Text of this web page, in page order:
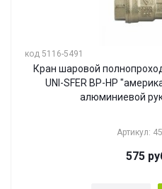
код 5116-5491
Кран шаровой
UNI-SFER ВР-НР
алюминиевой
Артикул:
575